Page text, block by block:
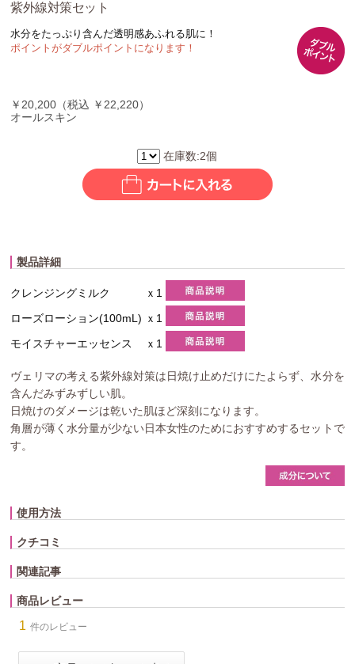
紫外線対策セット
水分をたっぷり含んだ透明感あふれる肌に！
ポイントがダブルポイントになります！
￥20,200（税込 ￥22,220）
オールスキン
在庫数:2個
製品詳細
クレンジングミルク
ｘ1
ローズローション(100mL) ｘ1
モイスチャーエッセンス
ｘ1
ヴェリマの考える紫外線対策は日焼け止めだけにたよらず、水分を
含んだみずみずしい肌。
日焼けのダメージは乾いた肌ほど深刻になります。
角層が薄く水分量が少ない日本女性のためにおすすめするセットで
す。
使用方法
クチコミ
関連記事
商品レビュー
1 件のレビュー